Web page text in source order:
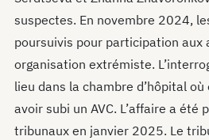
suspectes. En novembre 2024,
poursuivis pour participation aux
organisation extrémiste.
lieu dans la chambre d’hôpital
avoir subi un AVC. L’affaire a été
tribunaux en janvier 2025. Le